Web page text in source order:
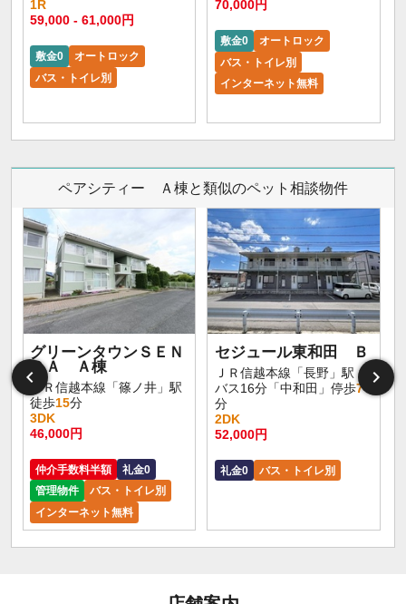
1R
59,000 - 61,000円
敷金0
オートロック
バス・トイレ別
70,000円
敷金0
オートロック
バス・トイレ別
インターネット無料
ペアシティー Ａ棟と類似のペット相談物件
グリーンタウンＳＥＮ
ＤＡ Ａ棟
ＪＲ信越本線「篠ノ井」駅
徒歩15分
3DK
46,000円
仲介手数料半額
礼金0
管理物件
バス・トイレ別
インターネット無料
セジュール東和田 Ｂ
ＪＲ信越本線「長野」駅
バス16分「中和田」停歩7
分
2DK
52,000円
礼金0 バス・トイレ別